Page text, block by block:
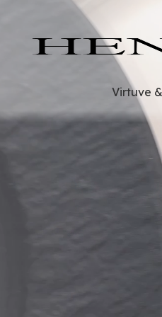
Virtuve